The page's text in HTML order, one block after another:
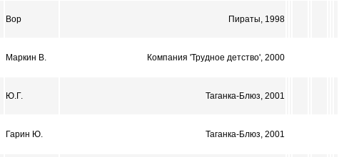
Вор Пираты, 1998
Маркин В. Компания 'Трудное детство', 2000
Ю.Г. Таганка-Блюз, 2001
Гарин Ю. Таганка-Блюз, 2001